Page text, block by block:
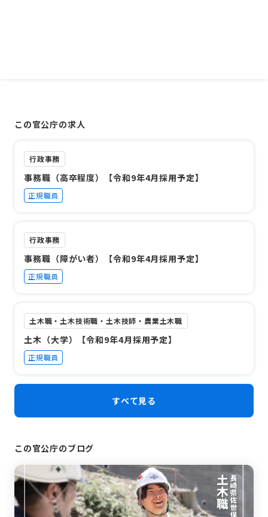
この官公庁の求人
行政事務
事務職（高卒程度）【令和9年4月採用予定】
正規職員
行政事務
事務職（障がい者）【令和9年4月採用予定】
正規職員
土木職・土木技術職・土木技師・農業土木職
土木（大学）【令和9年4月採用予定】
正規職員
すべて見る
この官公庁のブログ